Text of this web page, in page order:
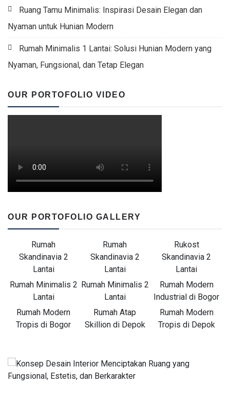
Ruang Tamu Minimalis: Inspirasi Desain Elegan dan
Nyaman untuk Hunian Modern
Rumah Minimalis 1 Lantai: Solusi Hunian Modern yang
Nyaman, Fungsional, dan Tetap Elegan
OUR PORTOFOLIO VIDEO
OUR PORTOFOLIO GALLERY
Rumah
Skandinavia 2
Lantai
Rumah
Skandinavia 2
Lantai
Rukost
Skandinavia 2
Lantai
Rumah Minimalis 2
Lantai
Rumah Minimalis 2
Lantai
Rumah Modern
Industrial di Bogor
Rumah Modern
Tropis di Bogor
Rumah Atap
Skillion di Depok
Rumah Modern
Tropis di Depok